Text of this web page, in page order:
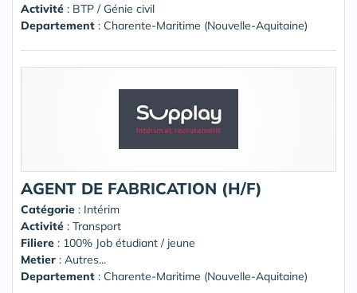
Activité : BTP / Génie civil
Departement : Charente-Maritime (Nouvelle-Aquitaine)
AGENT DE FABRICATION (H/F)
Catégorie : Intérim
Activité : Transport
Filiere : 100% Job étudiant / jeune
Metier : Autres...
Departement : Charente-Maritime (Nouvelle-Aquitaine)